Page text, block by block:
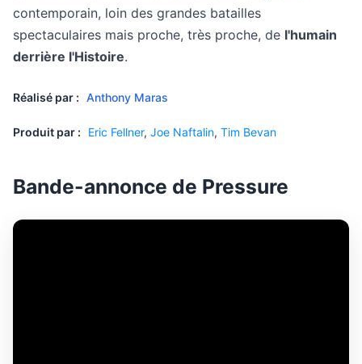
contemporain, loin des grandes batailles
spectaculaires mais proche, très proche, de l'humain
derrière l'Histoire.
Réalisé par : Anthony Maras
Produit par : Eric Fellner, Joe Naftalin, Tim Bevan
Bande-annonce de Pressure